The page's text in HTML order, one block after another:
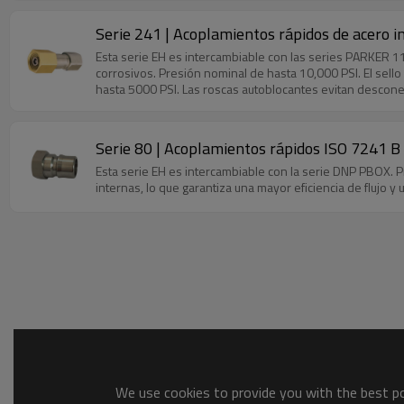
Serie 241 | Acoplamientos rápidos de acero
Esta serie EH es intercambiable con las series
corrosivos. Presión nominal de hasta 10,000 PSI. El
hasta 5000 PSI. Las roscas autoblocantes evitan
Serie 80 | Acoplamientos rápidos ISO 7241
Esta serie EH es intercambiable con la serie DNP
internas, lo que garantiza una mayor eficiencia de flujo
We use cookies to provide you with the best